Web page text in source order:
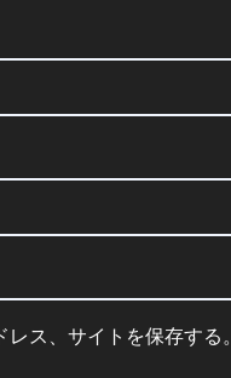
ス、サイトを保存する。